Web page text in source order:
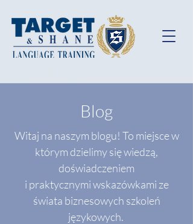
Blog
Witaj na naszym blogu! To miejsce w
którym dzielimy się wiedzą,
doświadczeniem
i praktycznymi wskazówkami ze
świata biznesowych szkoleń
językowych.